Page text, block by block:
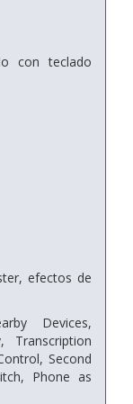
con teclado
efectos de
Devices,
Transcription
Second
Phone as